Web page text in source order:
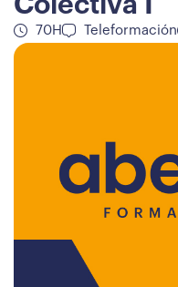
70H Teleformación